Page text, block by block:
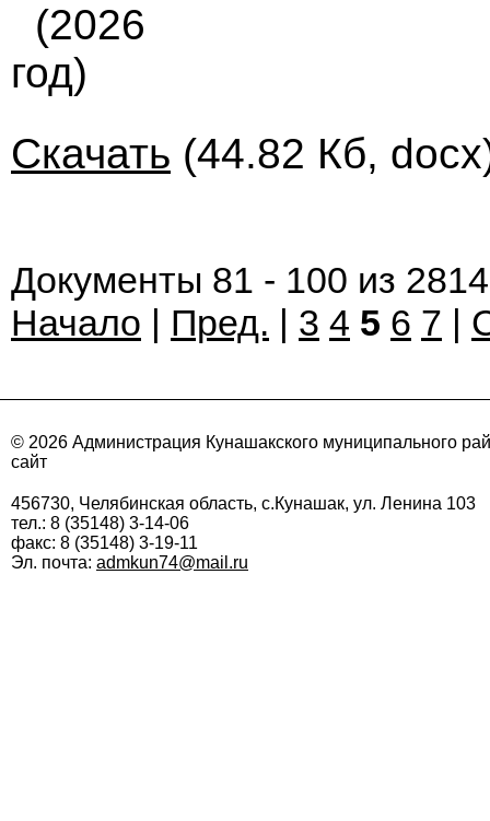
(2026
год)
Скачать (44.82 Кб,
Документы 81 - 100 из 2814
Начало | Пред. | 3 4 5 6 7 |
© 2026 Администрация Кунашакского муниципального
сайт
456730, Челябинская область, с.Кунашак, ул. Ленина 103
тел.: 8 (35148) 3-14-06
факс: 8 (35148) 3-19-11
Эл. почта: admkun74@mail.ru